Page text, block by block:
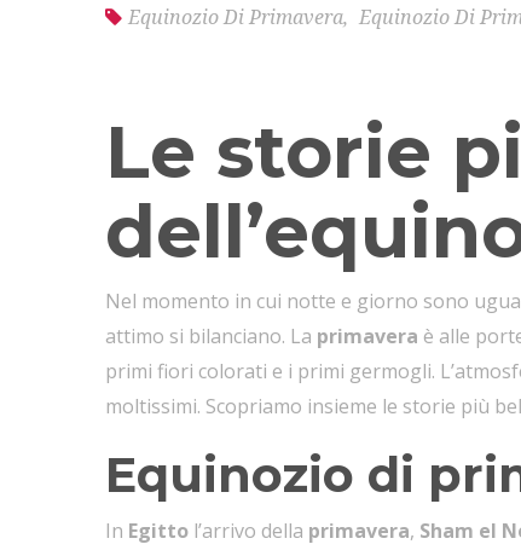
Equinozio Di Primavera, Equinozio Di
Le storie
Nel momento in cui notte e giorno sono
attimo si bilanciano. La primavera è alle
primi fiori colorati e i primi germogli.
moltissimi. Scopriamo insieme le storie più
Equinozio di
In Egitto l’arrivo della primavera, Sham el